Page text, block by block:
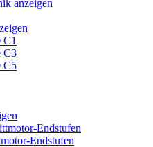
anzeigen
C1
C3
C5
Endstufen
Endstufen